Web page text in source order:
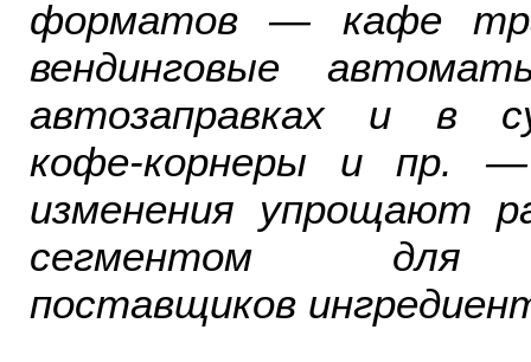
форматов — кафе
вендинговые
автозаправках и в
кофе-корнеры и пр.
изменения упрощают
сегментом для
поставщиков